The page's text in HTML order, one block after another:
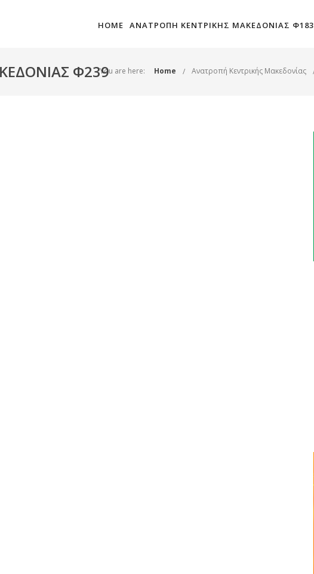
HOME ΑΝΑΤΡΟΠΗ ΚΕΝΤΡΙΚΗΣ ΜΑΚΕΔΟΝΙΑΣ Φ183
Φ239You are here: Home Ανατροπή Κεντρικής Μακεδονίας